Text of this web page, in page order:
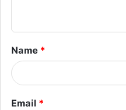
t
*
Name *
Email *